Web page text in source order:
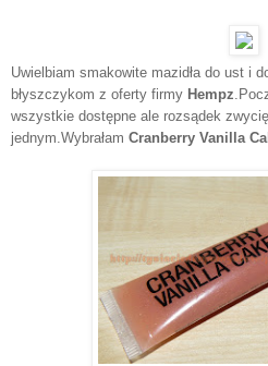
Uwielbiam smakowite mazidła do ust i
błyszczykom z oferty firmy Hempz
wszystkie dostępne ale rozsądek
jednym.Wybrałam Cranberry Vanilla